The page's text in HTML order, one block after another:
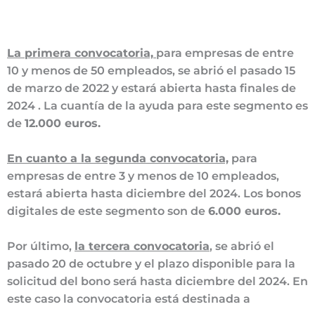
La primera convocatoria, para empresas de entre
10 y menos de 50 empleados, se abrió el pasado 15
de marzo de 2022 y estará abierta hasta finales de
2024 . La cuantía de la ayuda para este segmento es
de 12.000 euros.
En cuanto a la segunda convocatoria, para
empresas de entre 3 y menos de 10 empleados,
estará abierta hasta diciembre del 2024. Los bonos
digitales de este segmento son de 6.000 euros.
Por último, la tercera convocatoria, se abrió el
pasado 20 de octubre y el plazo disponible para la
solicitud del bono será hasta diciembre del 2024. En
este caso la convocatoria está destinada a